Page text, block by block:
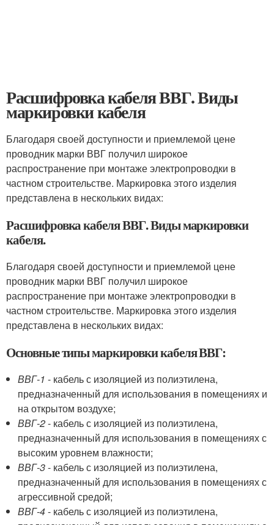
Расшифровка кабеля ВВГ. Виды
маркировки кабеля
Благодаря своей доступности и приемлемой цене
проводник марки ВВГ получил широкое
распространение при монтаже электропроводки в
частном строительстве. Маркировка этого изделия
представлена в нескольких видах:
Расшифровка кабеля ВВГ. Виды маркировки
кабеля.
Благодаря своей доступности и приемлемой цене
проводник марки ВВГ получил широкое
распространение при монтаже электропроводки в
частном строительстве. Маркировка этого изделия
представлена в нескольких видах:
Основные типы маркировки кабеля ВВГ:
ВВГ-1 - кабель с изоляцией из полиэтилена,
предназначенный для использования в помещениях и
на открытом воздухе;
ВВГ-2- кабель с изоляцией из полиэтилена,
предназначенный для использования в помещениях с
высоким уровнем влажности;
ВВГ-3- кабель с изоляцией из полиэтилена,
предназначенный для использования в помещениях с
агрессивной средой;
ВВГ-4- кабель с изоляцией из полиэтилена,